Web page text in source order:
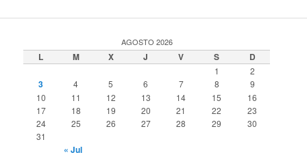
AGOSTO 2026
L M X J V S D
1 2
3 4 5 6 7 8
9
10
11 12 13 14 15
16
17
18 19 20 21 22
23
24
25 26 27 28 29
30
31
« Jul